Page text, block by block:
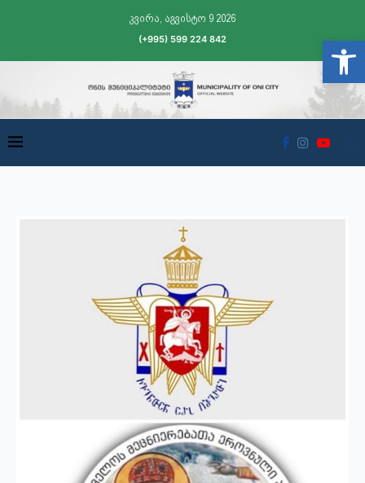
კვირა, აგვისტო 9 2026
(+995) 599 224 842